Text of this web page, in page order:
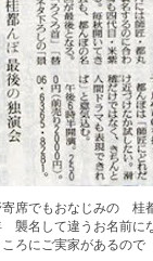
席でもおなじみの 桂
名して違うお名前に
ろにご実家があるの